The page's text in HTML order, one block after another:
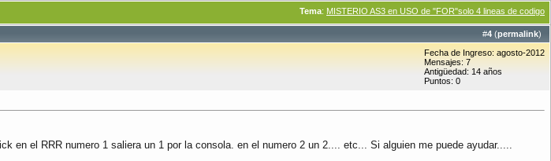
Tema: MISTERIO AS3 en USO de "FOR"solo 4 lineas de codigo
#4 (permalink)
Fecha de Ingreso: agosto-2012
Mensajes: 7
Antigüedad: 14 años
Puntos: 0
en el RRR numero 1 saliera un 1 por la consola. en el numero 2 un 2.... etc... Si alguien me puede ayudar.....